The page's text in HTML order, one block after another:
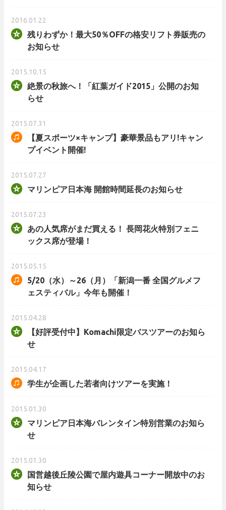
2016.01.22
残りわずか！最大50％OFFの格安リフト券販売の
お知らせ
2015.10.15
絶景の秋旅へ！「紅葉ガイド2015」公開のお知
らせ
2015.07.31
【夏スポーツ×キャンプ】豪華景品もアリ!キャン
プイベント開催!
2015.07.27
マリンピア日本海 開館時間延長のお知らせ
2015.07.23
あの人気席がまだ買える！ 長岡花火特別フェニ
ックス席が登場！
2015.05.15
5/20（水）～26（月）「新潟一番 全国グルメフ
ェスティバル」今年も開催！
2015.04.28
【好評受付中】Komachi限定バスツアーのお知ら
せ
2015.04.17
学生が企画した若者向けツアーを実施！
2015.01.30
マリンピア日本海バレンタイン特別営業のお知ら
せ
2015.01.30
国営越後丘陵公園で屋内遊具コーナー開放中のお
知らせ